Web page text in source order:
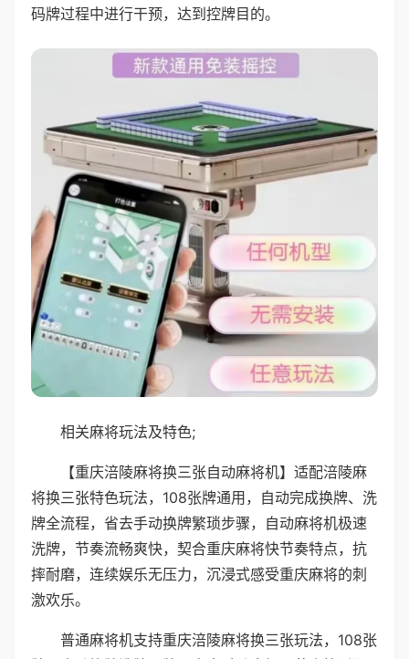
码牌过程中进行干预，达到控牌目的。
相关麻将玩法及特色;
【重庆涪陵麻将换三张自动麻将机】适配涪陵麻
将换三张特色玩法，108张牌通用，自动完成换牌、洗
牌全流程，省去手动换牌繁琐步骤，自动麻将机极速
洗牌，节奏流畅爽快，契合重庆麻将快节奏特点，抗
摔耐磨，连续娱乐无压力，沉浸式感受重庆麻将的刺
激欢乐。
普通麻将机支持重庆涪陵麻将换三张玩法，108张